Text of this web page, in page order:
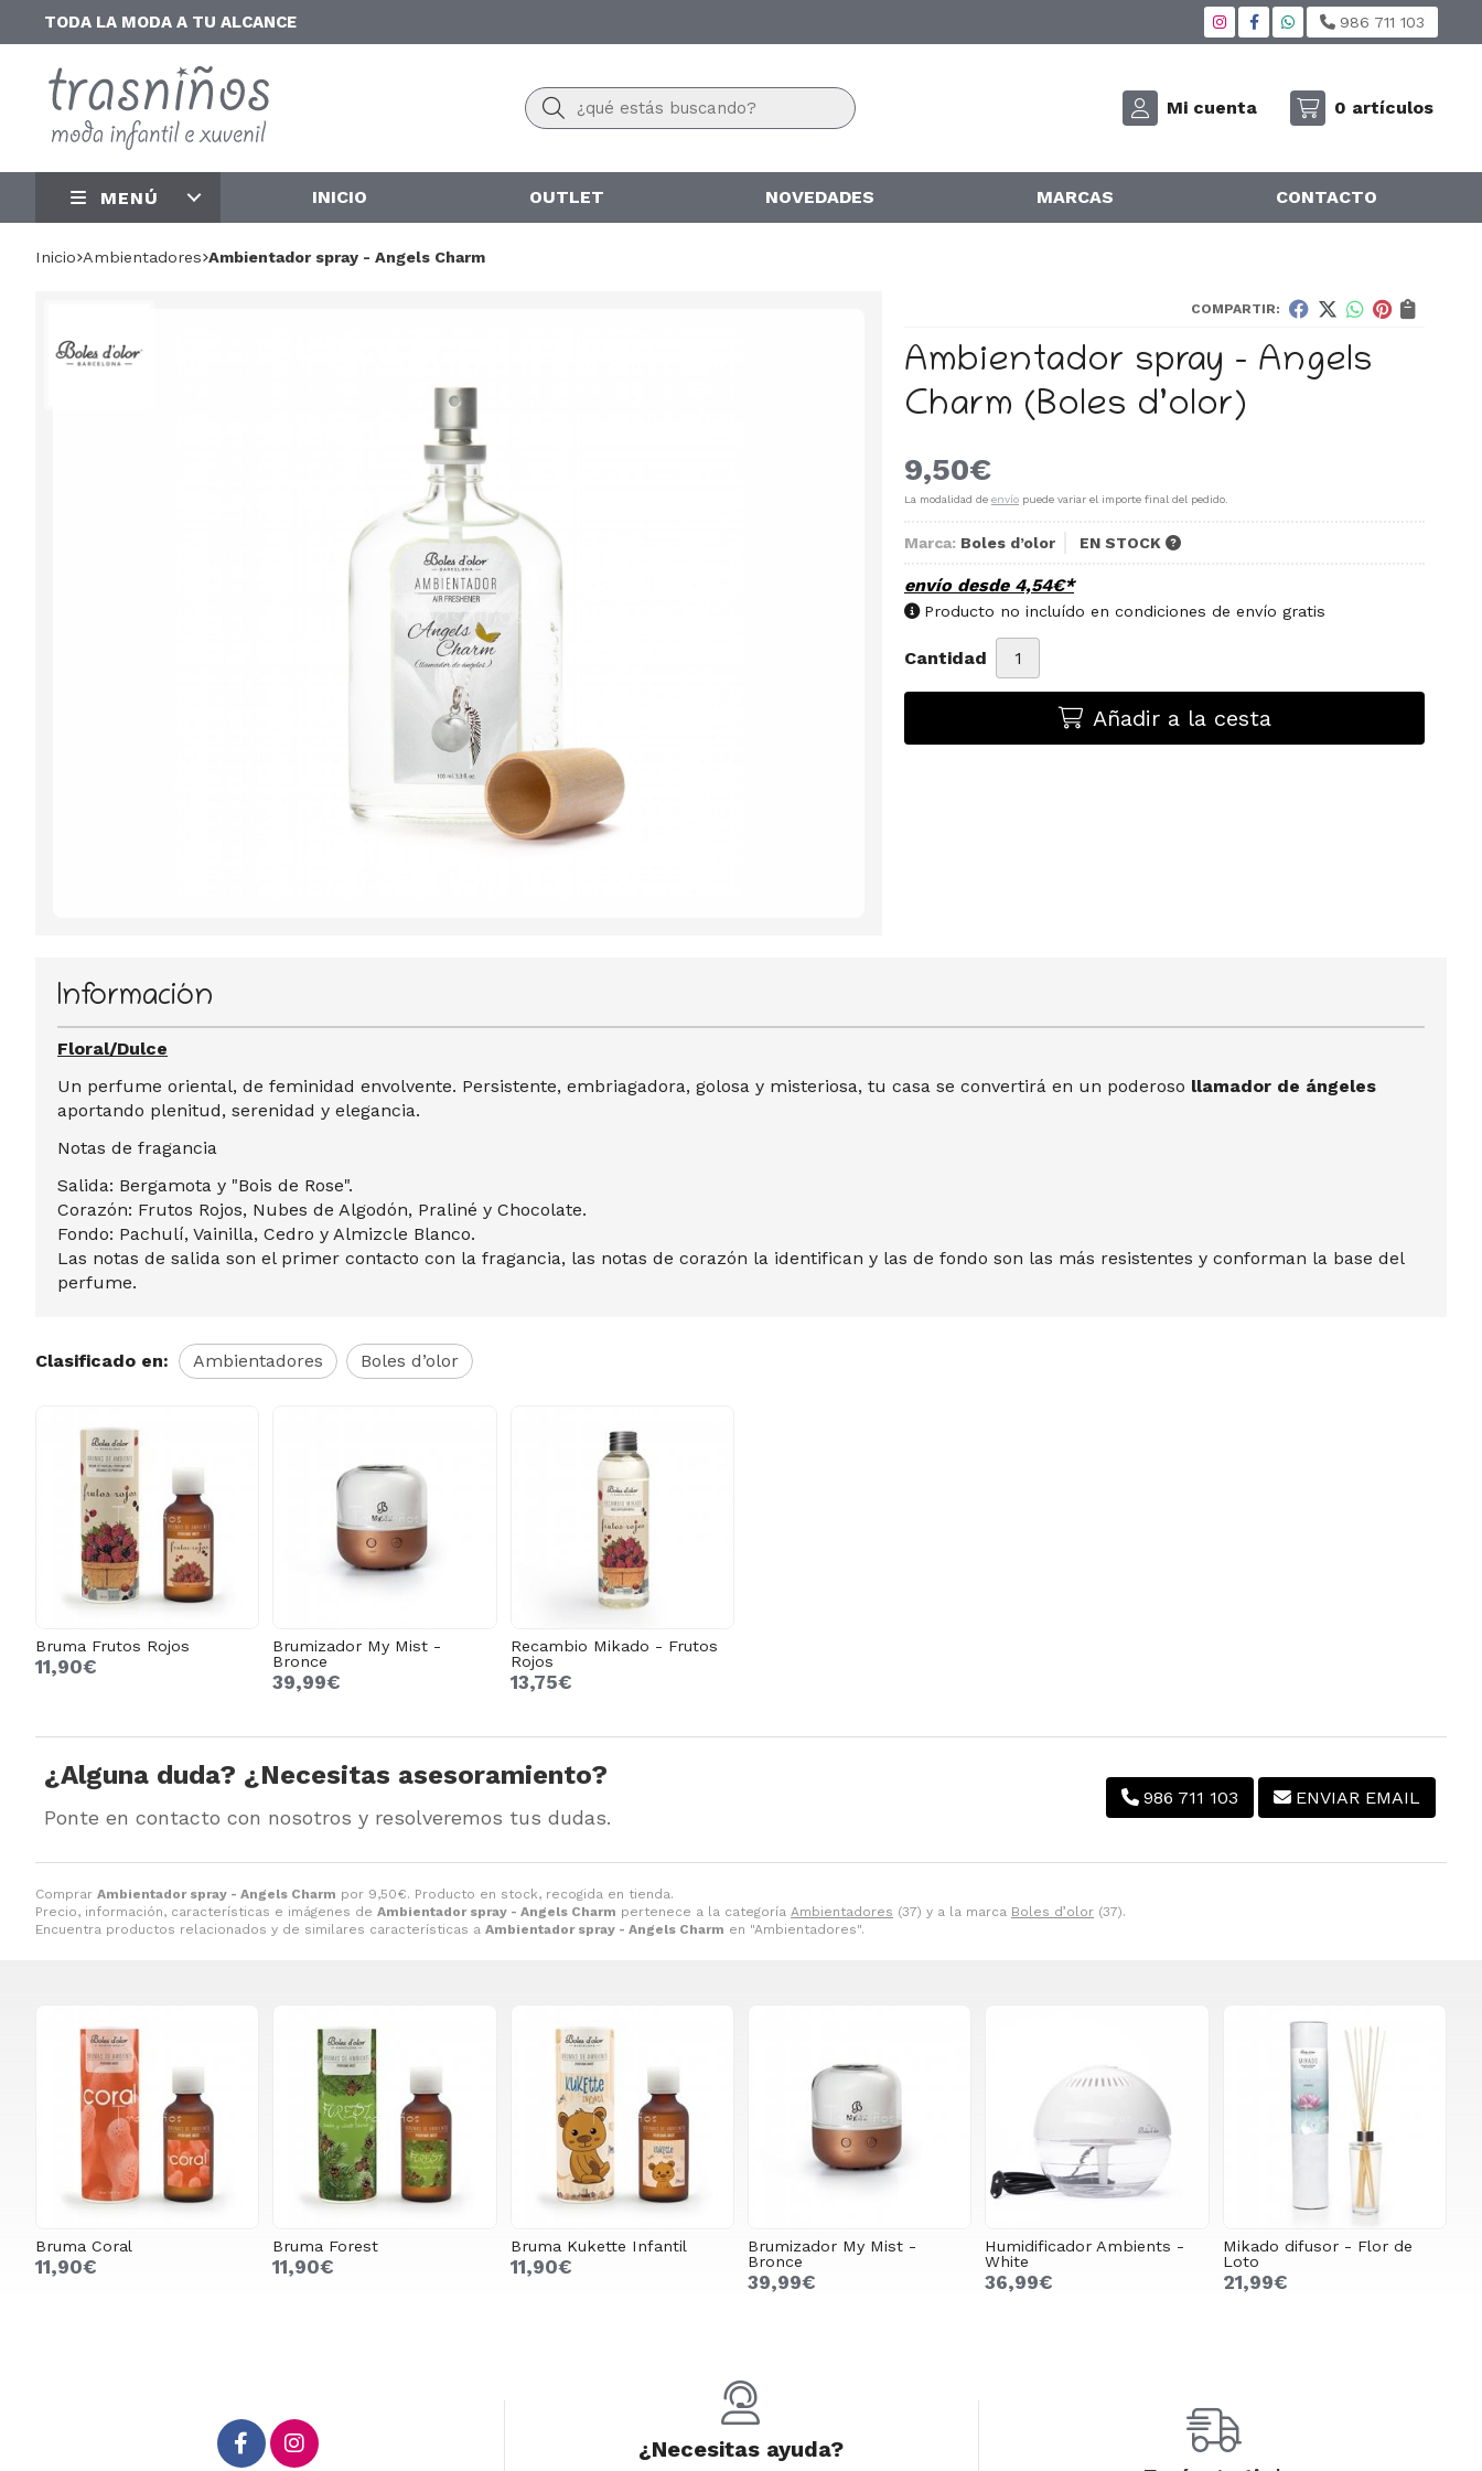
TODA LA MODA A TU ALCANCE 986 711 103
Buscar Mi cuenta 0 artículos
MENÚ INICIO OUTLET NOVEDADES MARCAS CONTACTO
Inicio ambientadores Ambientador spray - Angels Charm
COMPARTIR:
Ambientador spray - Angels
Charm (Boles d’olor)
9,50€
La modalidad de envío puede variar el importe final del pedido.
Marca: Boles d’olor EN STOCK
envío desde 4,54€*
Producto no incluído en condiciones de envío gratis
Cantidad
Añadir a la cesta
Comprar Ambientador spray - Angels Charm por 9,50€. Producto en stock, recogida en tienda.
Precio, información, características e imágenes de Ambientador spray - Angels Charm pertenece a la categoría Ambientadores (37) y a la marca Boles d’olor (37).
Encuentra productos relacionados y de similares características a Ambientador spray - Angels Charm en "Ambientadores".
Información
Floral/Dulce
Un perfume oriental, de feminidad envolvente. Persistente, embriagadora, golosa y misteriosa, tu casa se convertirá en un poderoso llamador de ángeles
aportando plenitud, serenidad y elegancia.
Notas de fragancia
Salida: Bergamota y "Bois de Rose".
Corazón: Frutos Rojos, Nubes de Algodón, Praliné y Chocolate.
Fondo: Pachulí, Vainilla, Cedro y Almizcle Blanco.
Las notas de salida son el primer contacto con la fragancia, las notas de corazón la identifican y las de fondo son las más resistentes y conforman la base del
perfume.
Clasificado en: Ambientadores Boles d’olor
Bruma Frutos Rojos
11,90€
Brumizador My Mist -
Bronce
39,99€
Recambio Mikado - Frutos
Rojos
13,75€
¿Alguna duda? ¿Necesitas asesoramiento?
Ponte en contacto con nosotros y resolveremos tus dudas.
986 711 103 ENVIAR EMAIL
Bruma Coral
11,90€
Bruma Forest
11,90€
Bruma Kukette Infantil
11,90€
Brumizador My Mist -
Bronce
39,99€
Humidificador Ambients -
White
36,99€
Mikado difusor - Flor de
Loto
21,99€
¿Necesitas ayuda?